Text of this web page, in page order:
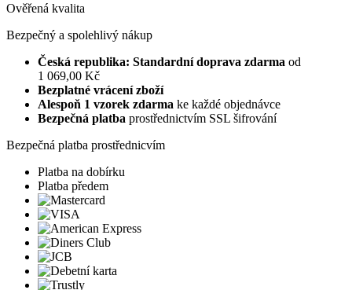
Ověřená kvalita
Bezpečný a spolehlivý nákup
Česká republika: Standardní doprava zdarma od
1 069,00 Kč
Bezplatné vrácení zboží
Alespoň 1 vzorek zdarma ke každé objednávce
Bezpečná platba prostřednictvím SSL šifrování
Bezpečná platba prostřednicvím
Platba na dobírku
Platba předem